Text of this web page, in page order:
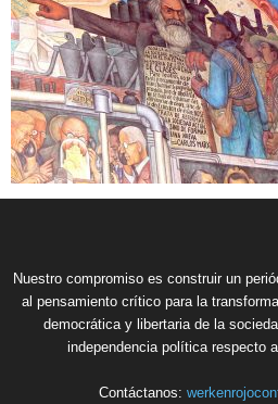
Nuestro compromiso es construir un
al pensamiento crítico para la
democrática y libertaria de la
independencia política respecto
Contáctanos: